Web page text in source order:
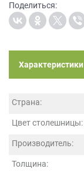
Поделиться:
Характеристики
Страна:
Цвет столешницы:
Производитель:
Толщина:
условиях
Политики
персональных
данных.